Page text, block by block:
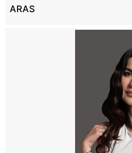
ARAS